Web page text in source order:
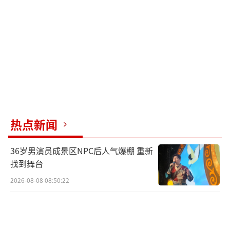
热点新闻
36岁男演员成景区NPC后人气爆棚 重新
找到舞台
2026-08-08 08:50:22